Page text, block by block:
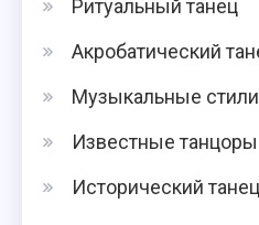
Ритуальный танец
Акробатический
Музыкальные стили
Известные танцоры
Исторический танец